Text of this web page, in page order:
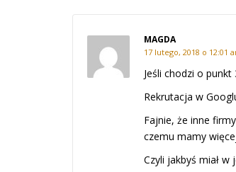
MAGDA
17 lutego, 2018 o 12:01
Jeśli chodzi o punkt
Rekrutacja w
Fajnie, że inne
czemu mamy
Czyli jakbyś miał